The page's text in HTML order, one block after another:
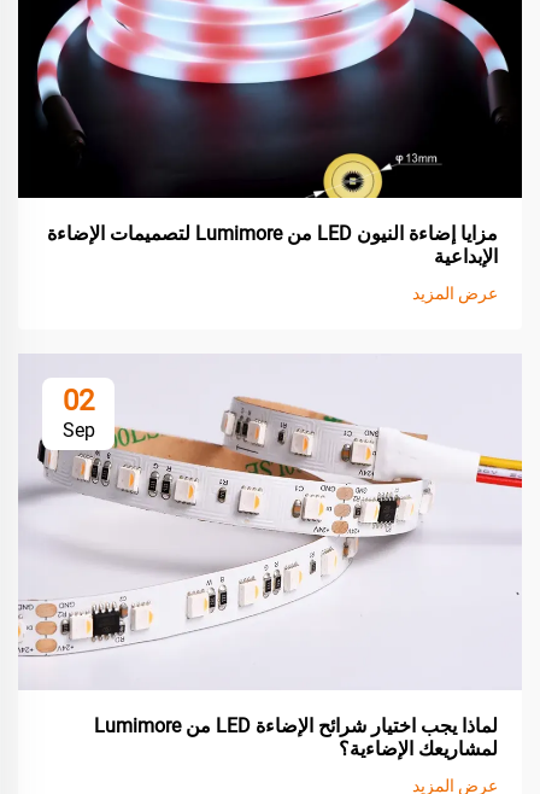
مزايا إضاءة النيون LED من Lumimore لتصميمات الإضاءة
الإبداعية
عرض المزيد
02
Sep
لماذا يجب اختيار شرائح الإضاءة LED من Lumimore
لمشاريعك الإضاءية؟
عرض المزيد